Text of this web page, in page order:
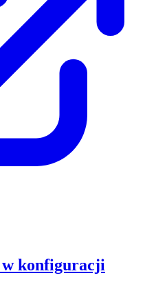
konfiguracji